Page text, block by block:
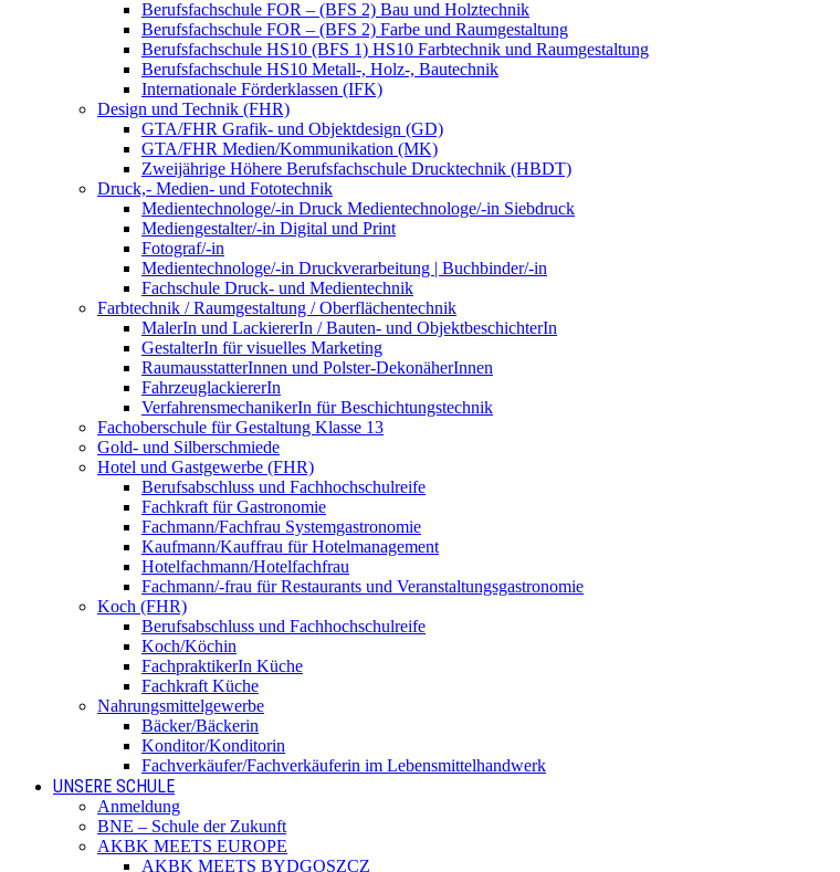
Berufsfachschule FOR – (BFS 2) Bau und Holztechnik
Berufsfachschule FOR – (BFS 2) Farbe und Raumgestaltung
Berufsfachschule HS10 (BFS 1) HS10 Farbtechnik und Raumgestaltung
Berufsfachschule HS10 Metall-, Holz-, Bautechnik
Internationale Förderklassen (IFK)
Design und Technik (FHR)
GTA/FHR Grafik- und Objektdesign (GD)
GTA/FHR Medien/Kommunikation (MK)
Zweijährige Höhere Berufsfachschule Drucktechnik (HBDT)
Druck,- Medien- und Fototechnik
Medientechnologe/-in Druck Medientechnologe/-in Siebdruck
Mediengestalter/-in Digital und Print
Fotograf/-in
Medientechnologe/-in Druckverarbeitung | Buchbinder/-in
Fachschule Druck- und Medientechnik
Farbtechnik / Raumgestaltung / Oberflächentechnik
MalerIn und LackiererIn / Bauten- und ObjektbeschichterIn
GestalterIn für visuelles Marketing
RaumausstatterInnen und Polster-DekonäherInnen
FahrzeuglackiererIn
VerfahrensmechanikerIn für Beschichtungstechnik
Fachoberschule für Gestaltung Klasse 13
Gold- und Silberschmiede
Hotel und Gastgewerbe (FHR)
Berufsabschluss und Fachhochschulreife
Fachkraft für Gastronomie
Fachmann/Fachfrau Systemgastronomie
Kaufmann/Kauffrau für Hotelmanagement
Hotelfachmann/Hotelfachfrau
Fachmann/-frau für Restaurants und Veranstaltungsgastronomie
Koch (FHR)
Berufsabschluss und Fachhochschulreife
Koch/Köchin
FachpraktikerIn Küche
Fachkraft Küche
Nahrungsmittelgewerbe
Bäcker/Bäckerin
Konditor/Konditorin
Fachverkäufer/Fachverkäuferin im Lebensmittelhandwerk
UNSERE SCHULE
Anmeldung
BNE – Schule der Zukunft
AKBK MEETS EUROPE
AKBK MEETS BYDGOSZCZ